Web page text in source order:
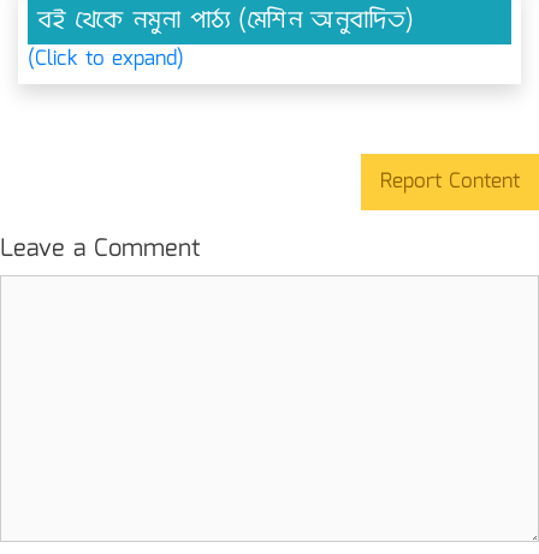
বই থেকে নমুনা পাঠ্য (মেশিন অনুবাদিত)
(Click to expand)
Report Content
Leave a Comment